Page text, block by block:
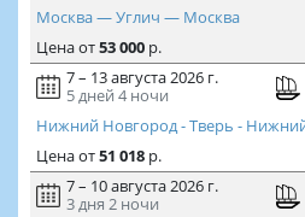
Москва — Углич — Москва
Ценаот53 000р.
7 – 13 августа 2026 г.
5 дней 4 ночи
Нижний Новгород - Тверь -
Ценаот51 018р.
7 – 10 августа 2026 г.
3 дня 2 ночи